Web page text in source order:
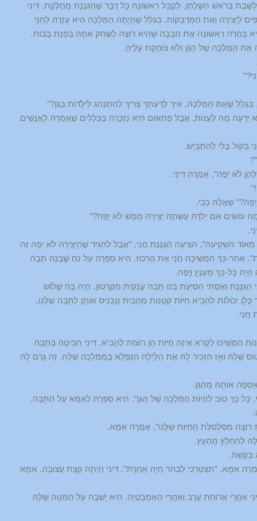
בְּרֹאשׁ הַשֻּׁלְחָן, לְקַבֵּל רִאשׁוֹנָה כָּל דָּבָר שֶׁהַגַּנֶּנֶת מְחַלֶּקֶת. דִּינִי
לַיְּצִירָה וְאֶת הַמִּדַּבְּקוֹת. בִגְלַל שֶׁהָיְתָה הַמַּלְכָּה הִיא עָזְרָה לְחַנִּי
בָּחֲרָה רִאשׁוֹנָה אֶת הַבֻּבָּה שֶׁהִיא רוֹצָה לְשַׂחֵק אִתָּהּ בְּפִנַּת בֻּבּוֹת.
הַמַּלְכָּה שֶׁל הַגַּן וְלֹא צוֹחֶקֶת עָלֶיהָ.
בִּגְלַל שֶׁאַתְּ הַמַּלְכָּה, אֵיךְ לְדַעְתֵּךְ צָרִיךְ לְהִתְנַהֵג לִילָדוֹת בַּגַּן?"
יָדְעָה מָה לַעֲנוֹת, אֲבָל פִּתְאוֹם הִיא נִזְכְּרָה בַּכְּלָלִים שֶׁאָמְרָה לַאֲנָשִׁים
בְּקוֹל בְּלִי לְהִתְבַּיֵּשׁ.
לֹא יָפָה", אָמְרָה דִּינִי.
שָׁאֲלָה כֵבִי.
"מָה עוֹשִׂים אִם יַלְדָּה עָשְׂתָה יְצִירָה מַמָּשׁ לֹא יָפָה?"
הִשְׁקִיעָה", הִצִּיעָה הַגַּנֶּנֶת חֲנִי, "אֲבָל לְהַגִּיד שֶׁהַיְּצִירָה לֹא יָפָה זֶה
אַחַר-כָּךְ הִמְשִׁיכָה חֲנִי אֶת הָרִכּוּז. הִיא סִפְּרָה עַל נֹחַ שֶׁבָּנָה תֵּבָה
כָּל-כָּךְ מְעַנְיֵן וְיָפֶה.
הַגַּנֶּנֶת וְאֶסְתִּי הַסַּיַּעַת בָּנוּ תֵּבָה עֲנָקִית מִקַּרְטוֹן. הָיָה בָּהּ שָׁלוֹשׁ
יְכוֹלוֹת לְהָבִיא חַיּוֹת קְטַנּוֹת מֵהַבַּיִת וְנַכְנִיס אוֹתָן לַתֵּבָה שֶׁלָּנוּ,
חֲנִי.
הִמְשִׁיכוּ לִקְרֹא אֵיזֶה חַיּוֹת הֵן רוֹצוֹת לְהָבִיא. דִּינִי הִבִּיטָה בְּתֵבָה
שֶׁלָּהּ וְאָז הִזְכִּיר לָהּ אֶת הַלַּיְלָה הַנִּפְלָא בַּמַּמְלָכָה שֶׁלָּהּ. זֶה גָּרַם לָהּ
אוֹתָהּ מֵהַגַּן.
כָּל כָּךְ טוֹב לִהְיוֹת הַמַּלְכָּה שֶׁל הַגַּן". הִיא סִפְּרָה לְאִמָּא עַל הַתֵּבָה,
רוֹצָה מִסַּלְסִלַּת הַחַיּוֹת שֶׁלָּנוּ", אָמְרָה אִמָּא.
לָהּ לְהִחָלֵץ מֵהָעֵץ.
בִּקְּשָׁה.
אִמָּא, "תִּצְטָרְכִי לִבְחֹר חַיָּה אַחֶרֶת". דִּינִי הָיְתָה קְצָת עֲצוּבָה, אִמָּא
אַחֲרֵי אֲרוּחַת עֶרֶב וְאַחֲרֵי הָאַמְבַּטְיָה. הִיא יָשְׁבָה עַל הַמִּטָּה שֶׁלָּהּ